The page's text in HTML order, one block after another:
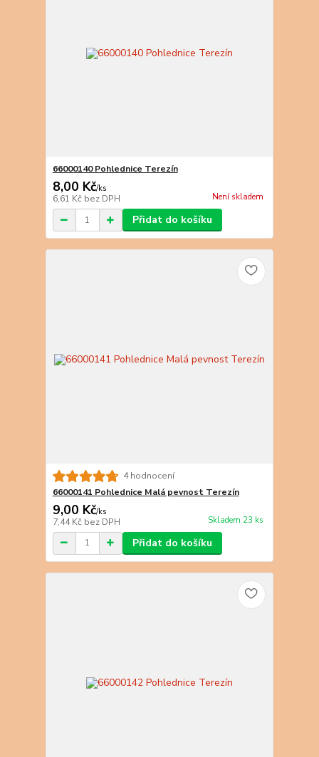
66000140 Pohlednice Terezín
8,00 Kč/ks
6,61 Kč bez DPH Není skladem
Přidat do košíku
4 hodnocení
66000141 Pohlednice Malá pevnost Terezín
9,00 Kč/ks
7,44 Kč bez DPH Skladem 23 ks
Přidat do košíku